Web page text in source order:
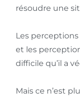
résoudre une
Les
et les
difficile qu’il a
Mais ce n’est